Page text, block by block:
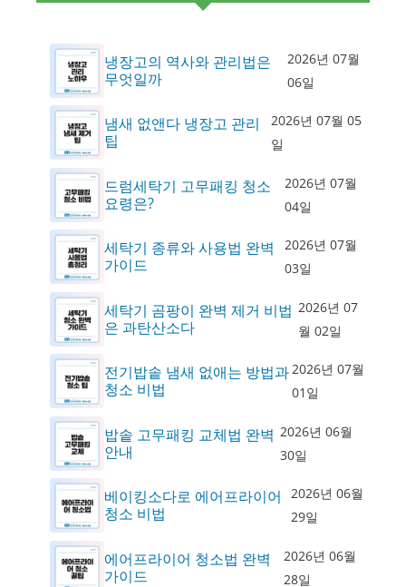
냉장고의 역사와 관리법은
무엇일까
2026년 07월
06일
냄새 없앤다 냉장고 관리
팁
2026년 07월 05
일
드럼세탁기 고무패킹 청소
요령은?
2026년 07월
04일
세탁기 종류와 사용법 완벽
가이드
2026년 07월
03일
세탁기 곰팡이 완벽 제거 비법
은 과탄산소다
2026년 07
월 02일
전기밥솥 냄새 없애는 방법과
청소 비법
2026년 07월
01일
밥솥 고무패킹 교체법 완벽
안내
2026년 06월
30일
베이킹소다로 에어프라이어
청소 비법
2026년 06월
29일
에어프라이어 청소법 완벽
가이드
2026년 06월
28일